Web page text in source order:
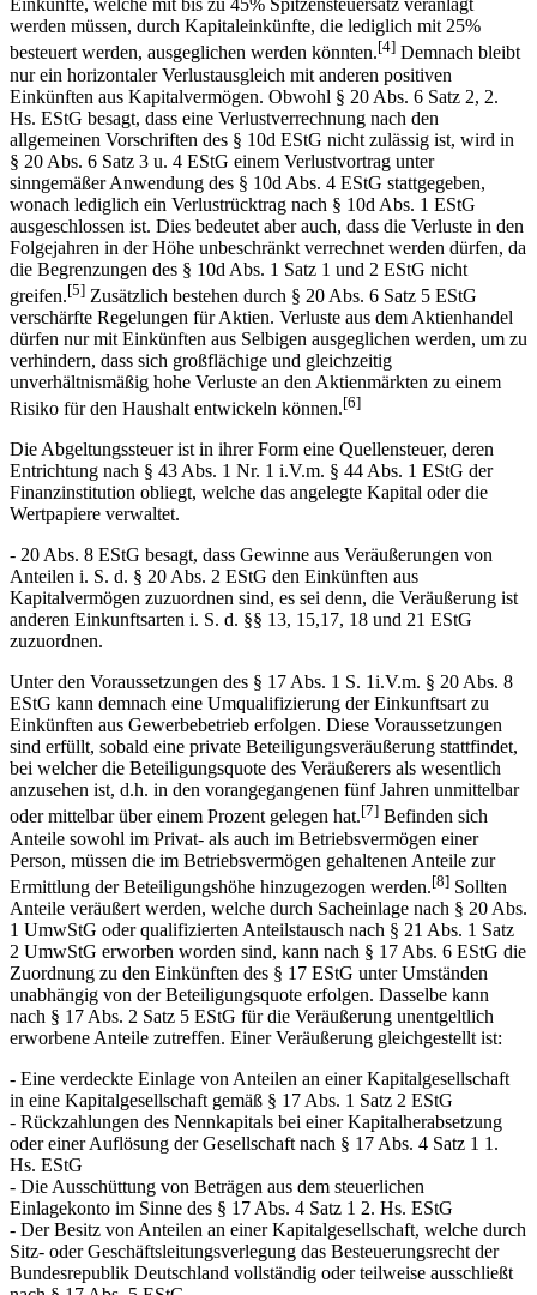
Einkünfte, welche mit bis zu 45% Spitzensteuersatz veranlagt
werden müssen, durch Kapitaleinkünfte, die lediglich mit 25%
besteuert werden, ausgeglichen werden könnten.[4] Demnach bleibt
nur ein horizontaler Verlustausgleich mit anderen positiven
Einkünften aus Kapitalvermögen. Obwohl § 20 Abs. 6 Satz 2, 2.
Hs. EStG besagt, dass eine Verlustverrechnung nach den
allgemeinen Vorschriften des § 10d EStG nicht zulässig ist, wird in
§ 20 Abs. 6 Satz 3 u. 4 EStG einem Verlustvortrag unter
sinngemäßer Anwendung des § 10d Abs. 4 EStG stattgegeben,
wonach lediglich ein Verlustrücktrag nach § 10d Abs. 1 EStG
ausgeschlossen ist. Dies bedeutet aber auch, dass die Verluste in den
Folgejahren in der Höhe unbeschränkt verrechnet werden dürfen, da
die Begrenzungen des § 10d Abs. 1 Satz 1 und 2 EStG nicht
greifen.[5] Zusätzlich bestehen durch § 20 Abs. 6 Satz 5 EStG
verschärfte Regelungen für Aktien. Verluste aus dem Aktienhandel
dürfen nur mit Einkünften aus Selbigen ausgeglichen werden, um zu
verhindern, dass sich großflächige und gleichzeitig
unverhältnismäßig hohe Verluste an den Aktienmärkten zu einem
Risiko für den Haushalt entwickeln können.[6]
Die Abgeltungssteuer ist in ihrer Form eine Quellensteuer, deren
Entrichtung nach § 43 Abs. 1 Nr. 1 i.V.m. § 44 Abs. 1 EStG der
Finanzinstitution obliegt, welche das angelegte Kapital oder die
Wertpapiere verwaltet.
- 20 Abs. 8 EStG besagt, dass Gewinne aus Veräußerungen von
Anteilen i. S. d. § 20 Abs. 2 EStG den Einkünften aus
Kapitalvermögen zuzuordnen sind, es sei denn, die Veräußerung ist
anderen Einkunftsarten i. S. d. §§ 13, 15,17, 18 und 21 EStG
zuzuordnen.
Unter den Voraussetzungen des § 17 Abs. 1 S. 1i.V.m. § 20 Abs. 8
EStG kann demnach eine Umqualifizierung der Einkunftsart zu
Einkünften aus Gewerbebetrieb erfolgen. Diese Voraussetzungen
sind erfüllt, sobald eine private Beteiligungsveräußerung stattfindet,
bei welcher die Beteiligungsquote des Veräußerers als wesentlich
anzusehen ist, d.h. in den vorangegangenen fünf Jahren unmittelbar
oder mittelbar über einem Prozent gelegen hat.[7] Befinden sich
Anteile sowohl im Privat- als auch im Betriebsvermögen einer
Person, müssen die im Betriebsvermögen gehaltenen Anteile zur
Ermittlung der Beteiligungshöhe hinzugezogen werden.[8] Sollten
Anteile veräußert werden, welche durch Sacheinlage nach § 20 Abs.
1 UmwStG oder qualifizierten Anteilstausch nach § 21 Abs. 1 Satz
2 UmwStG erworben worden sind, kann nach § 17 Abs. 6 EStG die
Zuordnung zu den Einkünften des § 17 EStG unter Umständen
unabhängig von der Beteiligungsquote erfolgen. Dasselbe kann
nach § 17 Abs. 2 Satz 5 EStG für die Veräußerung unentgeltlich
erworbene Anteile zutreffen. Einer Veräußerung gleichgestellt ist:
- Eine verdeckte Einlage von Anteilen an einer Kapitalgesellschaft
in eine Kapitalgesellschaft gemäß § 17 Abs. 1 Satz 2 EStG
- Rückzahlungen des Nennkapitals bei einer Kapitalherabsetzung
oder einer Auflösung der Gesellschaft nach § 17 Abs. 4 Satz 1 1.
Hs. EStG
- Die Ausschüttung von Beträgen aus dem steuerlichen
Einlagekonto im Sinne des § 17 Abs. 4 Satz 1 2. Hs. EStG
- Der Besitz von Anteilen an einer Kapitalgesellschaft, welche durch
Sitz- oder Geschäftsleitungsverlegung das Besteuerungsrecht der
Bundesrepublik Deutschland vollständig oder teilweise ausschließt